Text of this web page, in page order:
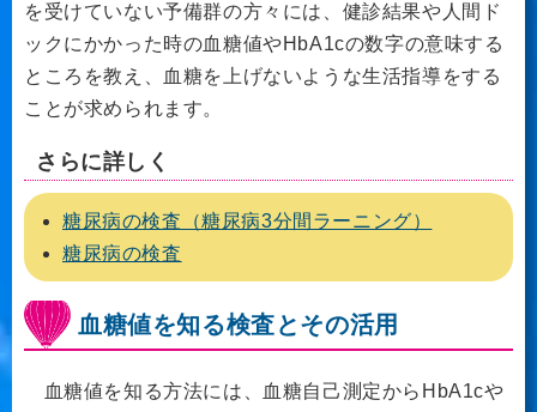
を受けていない予備群の方々には、健診結果や人間ド
ックにかかった時の血糖値やHbA1cの数字の意味する
ところを教え、血糖を上げないような生活指導をする
ことが求められます。
さらに詳しく
糖尿病の検査（糖尿病3分間ラーニング）
糖尿病の検査
血糖値を知る検査とその活用
血糖値を知る方法には、血糖自己測定からHbA1cや